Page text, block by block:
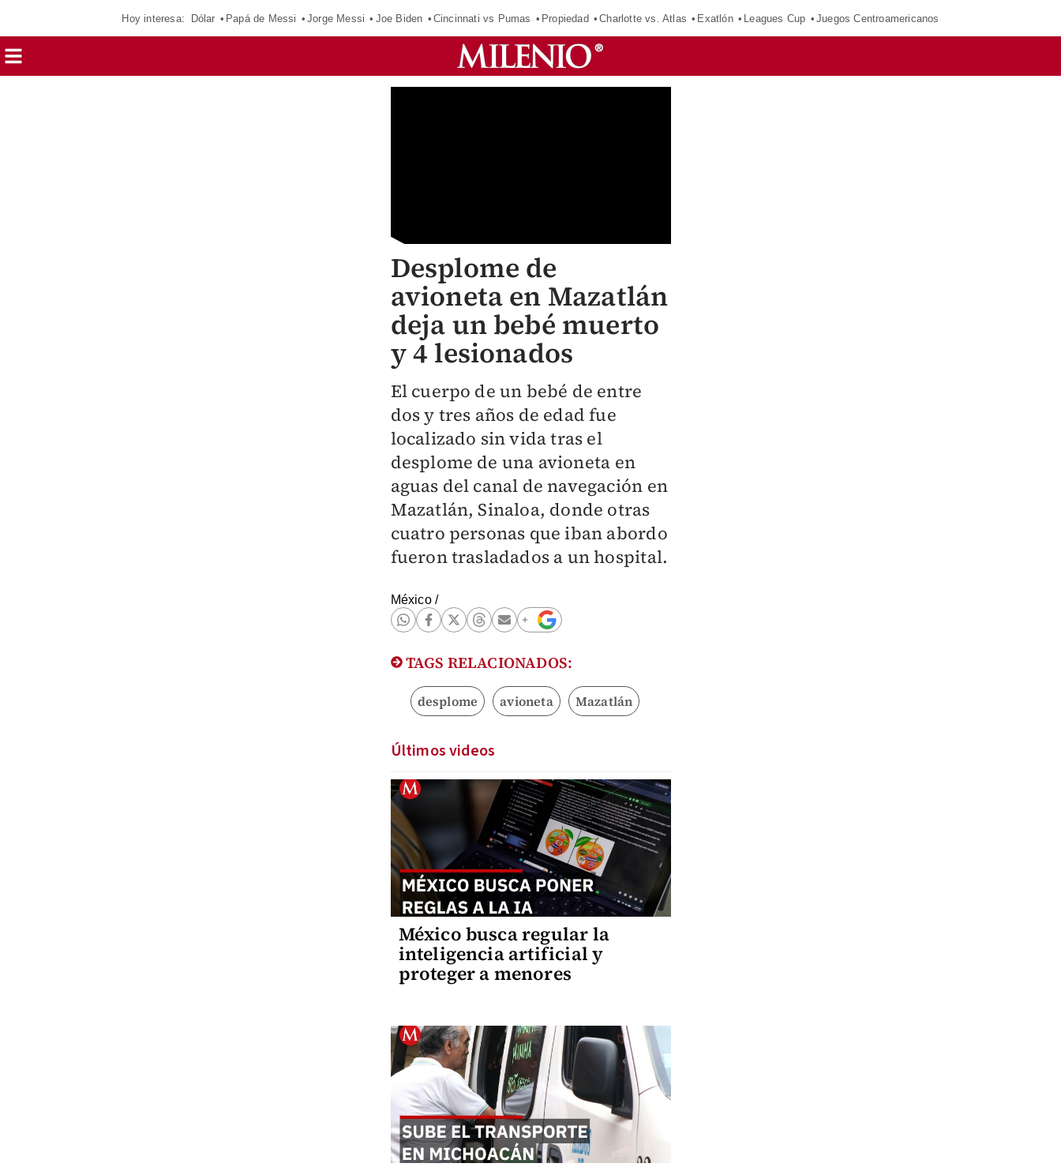
Hoy interesa: Dólar Papá de Messi Jorge Messi Joe Biden Cincinnati vs Pumas Propiedad Charlotte vs. Atlas Exatlón Leagues Cup Juegos Centroamericanos
Desplome de
avioneta en Mazatlán
deja un bebé muerto
y 4 lesionados
El cuerpo de un bebé de entre
dos y tres años de edad fue
localizado sin vida tras el
desplome de una avioneta en
aguas del canal de navegación en
Mazatlán, Sinaloa, donde otras
cuatro personas que iban abordo
fueron trasladados a un hospital.
México/
TAGS RELACIONADOS:
desplome avioneta Mazatlán
Últimos videos
México busca regular la
inteligencia artificial y
proteger a menores